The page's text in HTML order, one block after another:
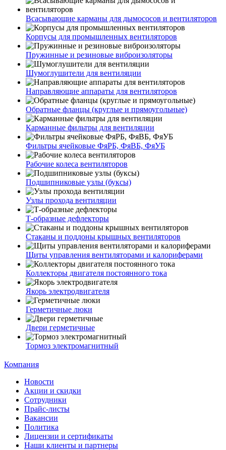
Всасывающие карманы для дымососов и вентиляторов
Корпусы для промышленных вентиляторов
Пружинные и резиновые виброизоляторы
Шумоглушители для вентиляции
Направляющие аппараты для вентиляторов
Обратные фланцы (круглые и прямоугольные)
Карманные фильтры для вентиляции
Фильтры ячейковые ФяРБ, ФяВБ, ФяУБ
Рабочие колеса вентиляторов
Подшипниковые узлы (буксы)
Узлы прохода вентиляции
Т-образные дефлекторы
Стаканы и поддоны крышных вентиляторов
Щиты управления вентиляторами и калориферами
Коллекторы двигателя постоянного тока
Якорь электродвигателя
Герметичные люки
Двери герметичные
Тормоз электромагнитный
Компания
Новости
Акции и скидки
Сотрудники
Прайс-листы
Вакансии
Политика
Лицензии и сертификаты
Наши клиенты и партнеры